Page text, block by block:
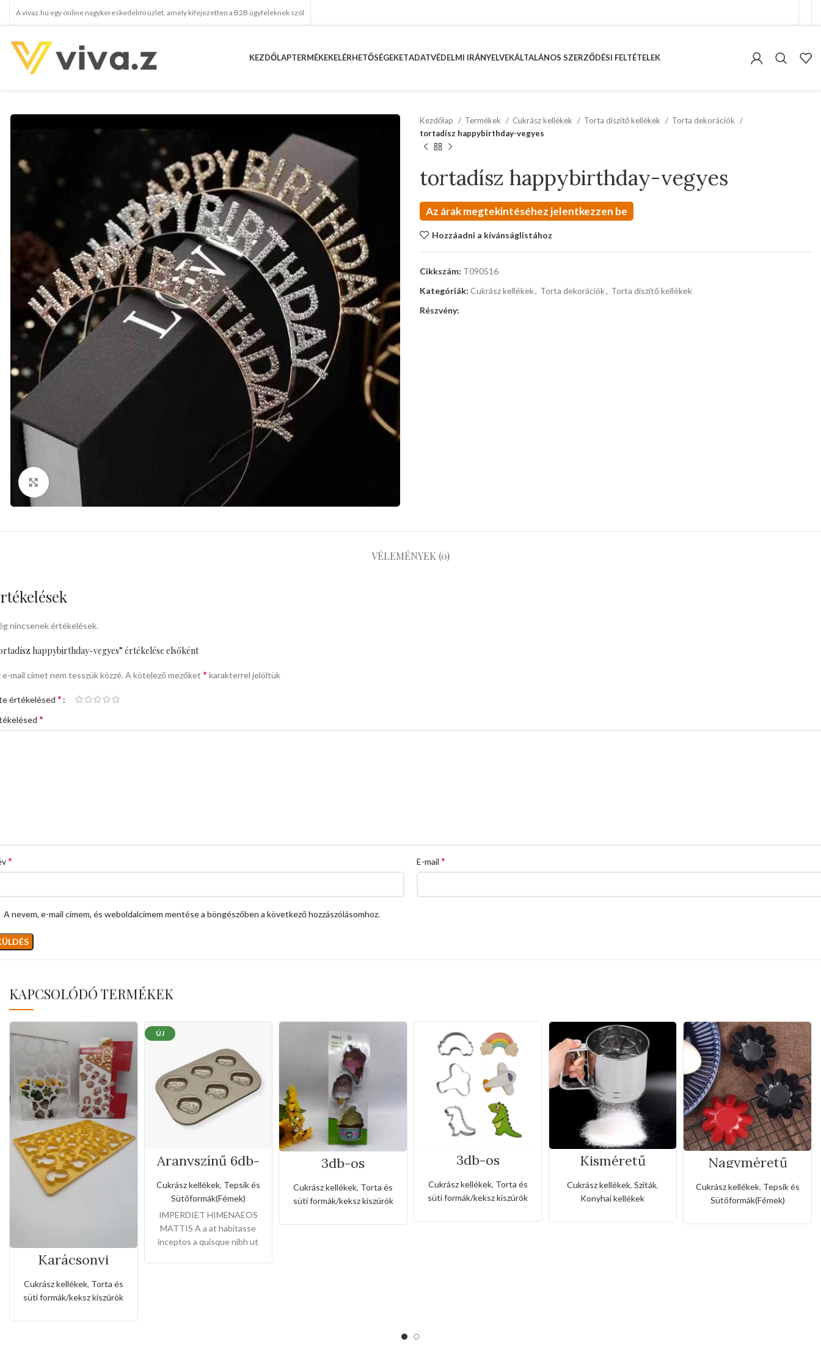
A vivaz.hu egy online nagykereskedelmi üzlet, amely kifejezetten a B2B ügyfeleknek szól
KEZDŐLAPTERMÉKEKELÉRHETŐSÉGEKETADATVÉDELMI IRÁNYELVEKÁLTALÁNOS SZERZŐDÉSI FELTÉTELEK
kattints a kinagyításhoz
Kezdőlap Termékek Cukrász kellékek Torta díszítő kellékek
Torta dekorációk
tortadísz happybirthday-vegyes
tortadísz happybirthday-vegyes
Az árak megtekintéséhez jelentkezzen be
Hozzáadni a kívánságlistához
Cikkszám: T090516
Kategóriák: Cukrász kellékek, Torta dekorációk, Torta díszítő kellékek
Részvény:
VÉLEMÉNYEK (0)
nincsenek értékelések.
happybirthday-vegyes” értékelése elsőként
e-mail címet nem tesszük közzé. A kötelező mezőket * karakterrel jelöltük
értékelésed *
*
* E-mail *
A nevem, e-mail címem, és weboldalcímem mentése a böngészőben a következő hozzászólásomhoz.
KAPCSOLÓDÓ TERMÉKEK
Karácsonyi
sütemény kiszúró
forma
Cukrász kellékek, Torta és
süti formák/keksz kiszúrók
ÚJ
Aranyszínű 6db-
os nyuszi formájú
tepsi
Cukrász kellékek, Tepsik és
Sütőformák(Fémek)
IMPERDIET HIMENAEOS
MATTIS A a at habitasse
inceptos a quisque nibh ut
3db-os
rozsdamentes
kiszúró készlet
fagyi és muffin
alakkal
Cukrász kellékek, Torta és
süti formák/keksz kiszúrók
3db-os
kiszúró készlet
dinó,repülőgép és
szivárvány alakkal
Cukrász kellékek, Torta és
süti formák/keksz kiszúrók
Kisméretű
rozsdamentes
liszt,porcukor
szóró
Cukrász kellékek, Sziták,
Konyhai kellékek
Nagyméretű
rozsda- és
tapadásmentes
muffin forma
Cukrász kellékek, Tepsik és
Sütőformák(Fémek)